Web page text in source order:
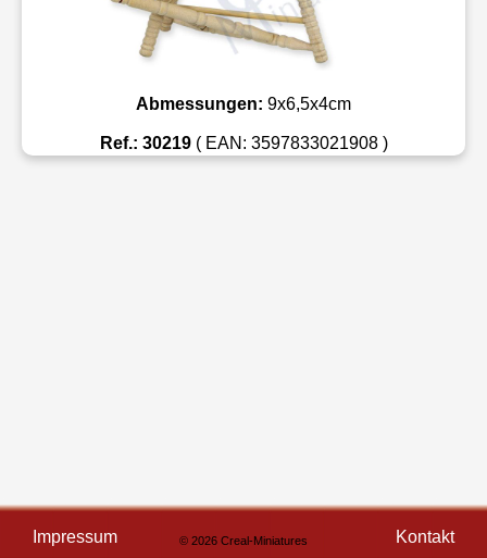
Abmessungen: 9x6,5x4cm
Ref.: 30219( EAN: 3597833021908 )
Impressum © 2026 Creal-Miniatures Kontakt